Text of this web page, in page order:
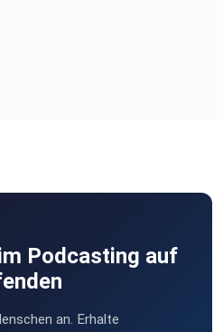
Podcasting auf
an. Erhalte